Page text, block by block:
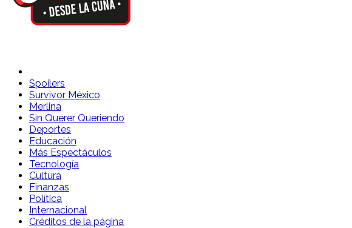
Spoilers Desde la Cuna
Sitio con información sobre series, película, reality shows y telenovelas
Spoilers
Survivor México
Merlina
Sin Querer Queriendo
Deportes
Educación
Más Espectáculos
Tecnología
Cultura
Finanzas
Política
Internacional
Créditos de la página